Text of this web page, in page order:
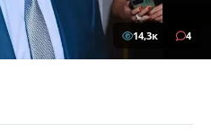
14,3к 4